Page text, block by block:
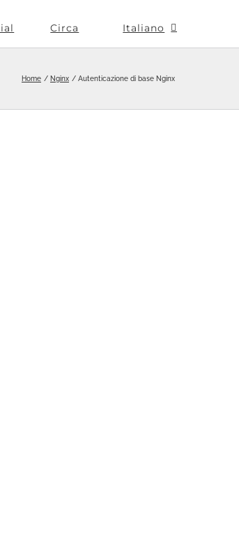
Circa Italiano
Home Nginx Autenticazione di base Nginx